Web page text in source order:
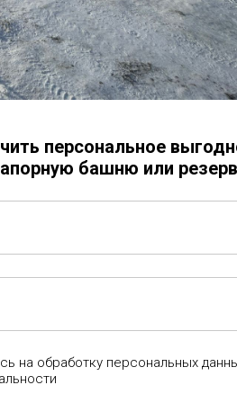
персональное
башню или
на обработку персональных
Заказать
Электросварная труба (ЭСВ)
Диаметр трубы - 1520 мм
Длина - 1,5 м
Труба изготавливается из
Труба (обечайка) состоит из